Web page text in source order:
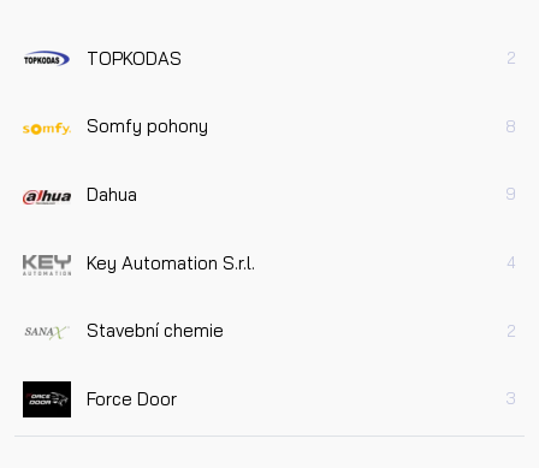
TOPKODAS 2
Somfy pohony 8
Dahua 9
Key Automation S.r.l. 4
Stavební chemie 2
Force Door 3